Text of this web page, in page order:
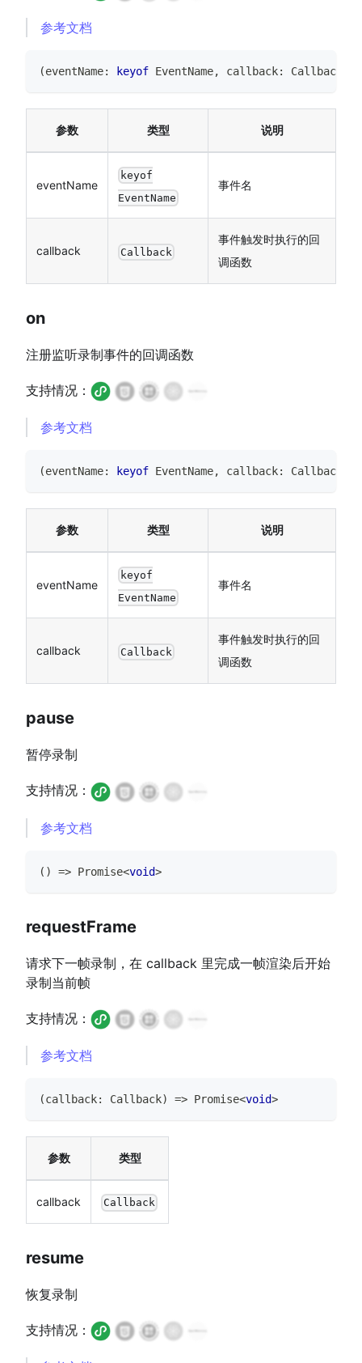
参考文档
(eventName: keyof EventName, callback: Callback
参数 类型 说明
eventName
keyof
EventName
事件名
callback Callback
事件触发时执行的回
调函数
on
注册监听录制事件的回调函数
支持情况：
参考文档
(eventName: keyof EventName, callback: Callback
参数 类型 说明
eventName
keyof
EventName
事件名
callback Callback
事件触发时执行的回
调函数
pause
暂停录制
支持情况：
参考文档
( ) => Promise<void>
requestFrame
请求下一帧录制，在 callback 里完成一帧渲染后开始
录制当前帧
支持情况：
参考文档
(callback: Callback) => Promise<void>
参数 类型
callback Callback
resume
恢复录制
支持情况：